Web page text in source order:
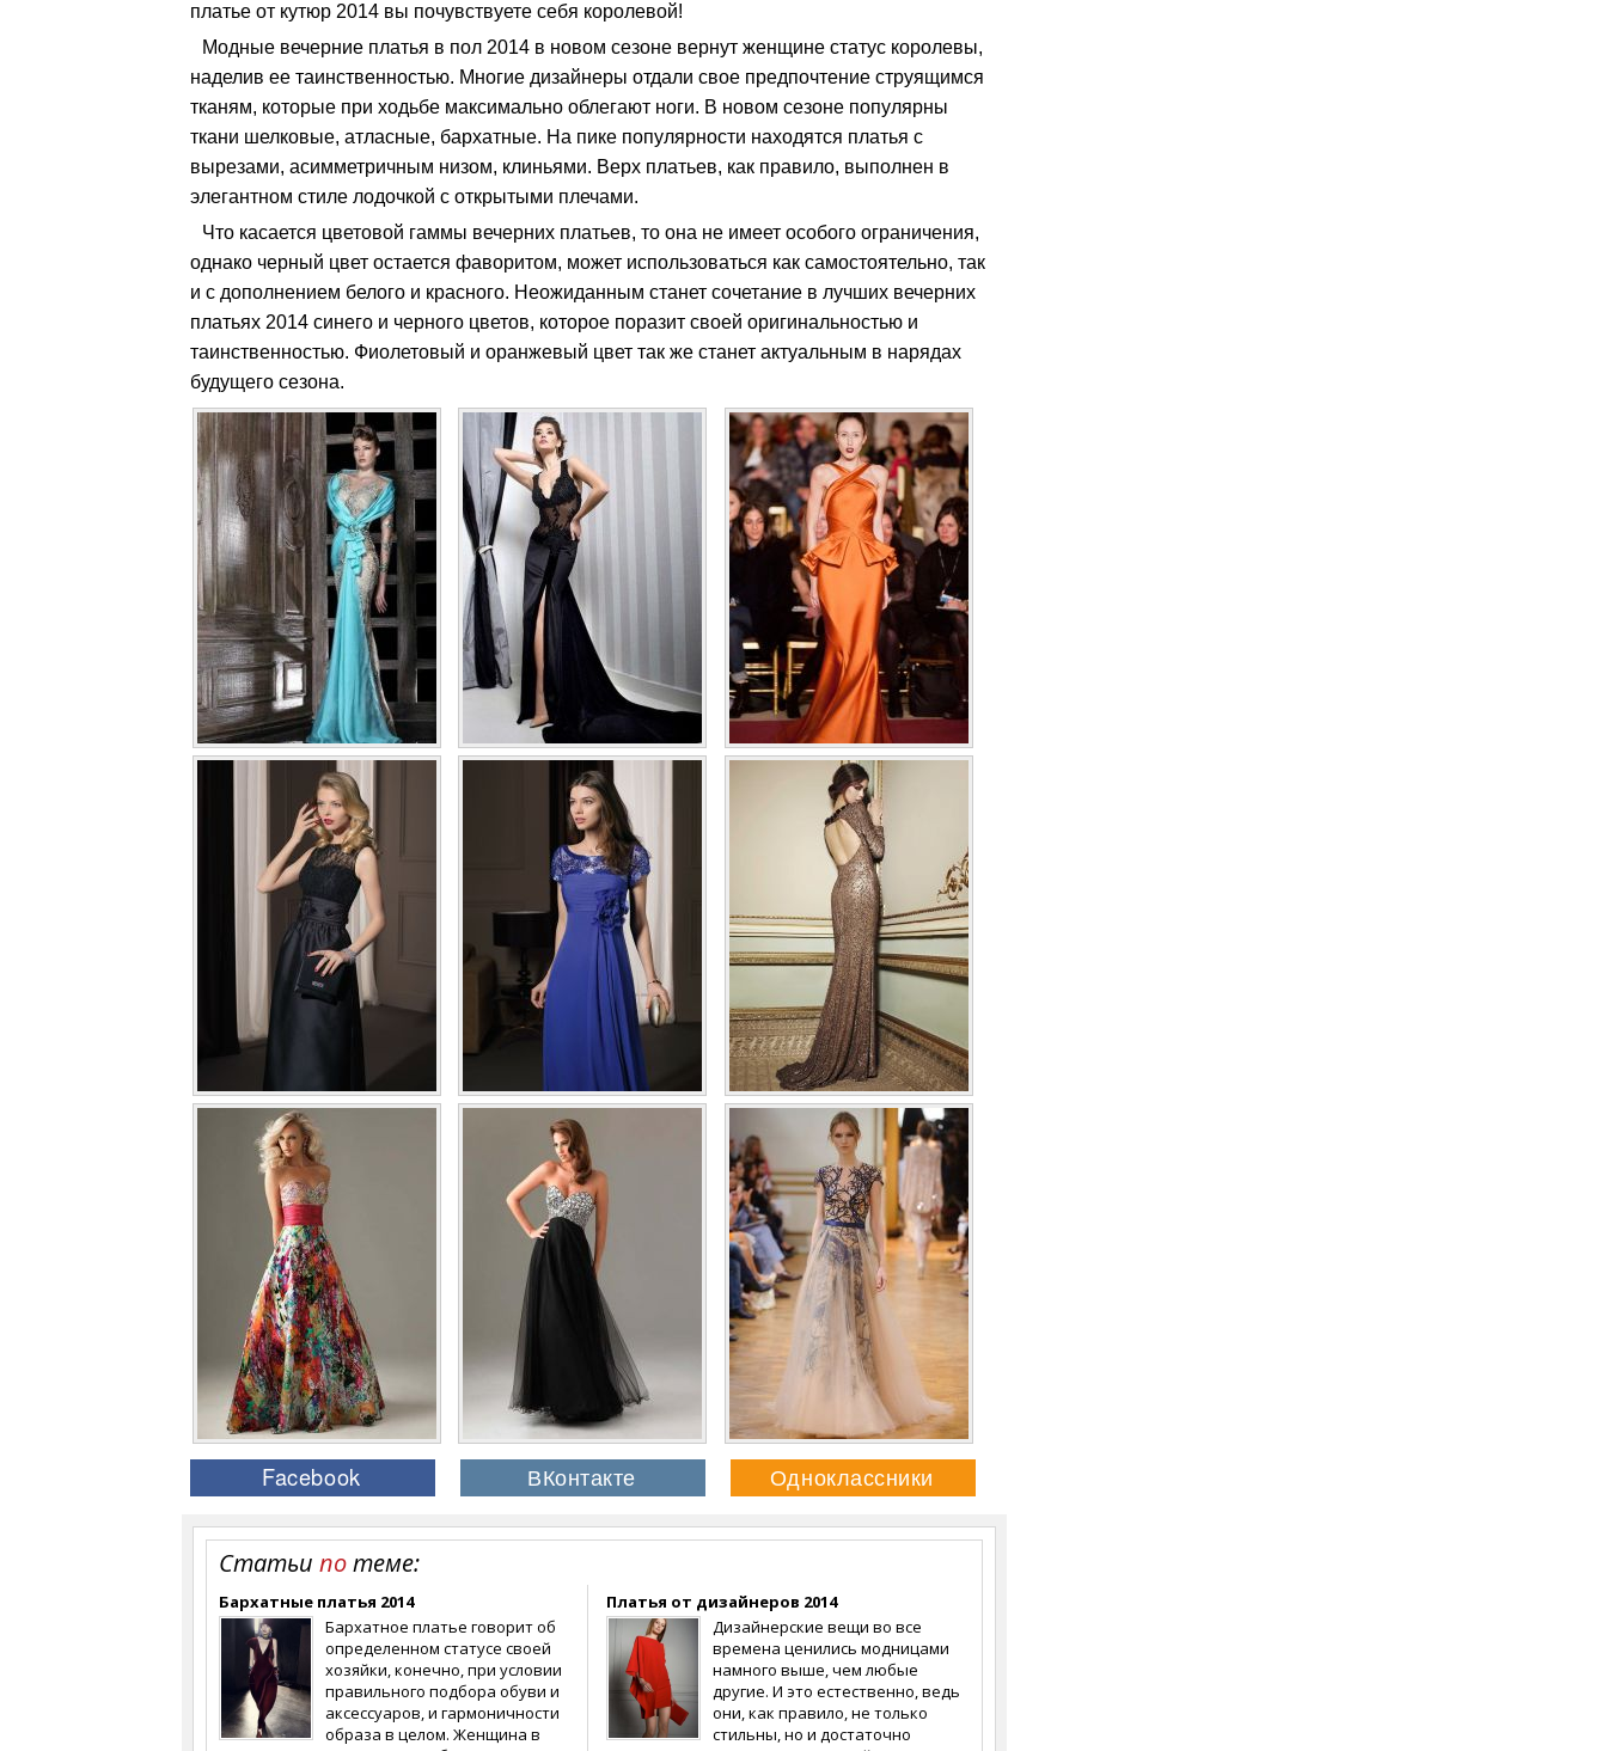
платье от кутюр 2014 вы почувствуете себя королевой!
Модные вечерние платья в пол 2014 в новом сезоне вернут женщине статус королевы,
наделив ее таинственностью. Многие дизайнеры отдали свое предпочтение струящимся
тканям, которые при ходьбе максимально облегают ноги. В новом сезоне популярны
ткани шелковые, атласные, бархатные. На пике популярности находятся платья с
вырезами, асимметричным низом, клиньями. Верх платьев, как правило, выполнен в
элегантном стиле лодочкой с открытыми плечами.
Что касается цветовой гаммы вечерних платьев, то она не имеет особого ограничения,
однако черный цвет остается фаворитом, может использоваться как самостоятельно, так
и с дополнением белого и красного. Неожиданным станет сочетание в лучших вечерних
платьях 2014 синего и черного цветов, которое поразит своей оригинальностью и
таинственностью. Фиолетовый и оранжевый цвет так же станет актуальным в нарядах
будущего сезона.
Статьи потеме:
Бархатные платья 2014
Бархатное платье говорит об
определенном статусе своей
хозяйки, конечно, при условии
правильного подбора обуви и
аксессуаров, и гармоничности
образа в целом. Женщина в
Платья от дизайнеров 2014
Дизайнерские вещи во все
времена ценились модницами
намного выше, чем любые
другие. И это естественно, ведь
они, как правило, не только
стильны, но и достаточно